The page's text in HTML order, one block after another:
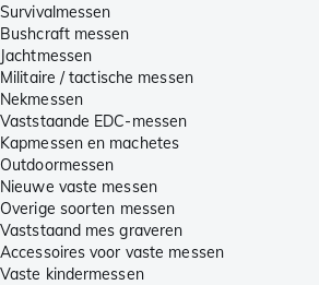
Survivalmessen
Bushcraft messen
Jachtmessen
Militaire / tactische messen
Nekmessen
Vaststaande EDC-messen
Kapmessen en machetes
Outdoormessen
Nieuwe vaste messen
Overige soorten messen
Vaststaand mes graveren
Accessoires voor vaste messen
Vaste kindermessen